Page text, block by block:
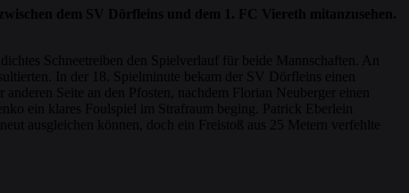
dem SV Dörfleins und dem 1. FC Viereth mitanzusehen.
Schneetreiben den Spielverlauf für beide Mannschaften. An
In der 18. Spielminute bekam der SV Dörfleins einen
Seite an den Pfosten, nachdem Florian Neuberger einen
ein klares Foulspiel im Strafraum beging. Patrick Eberlein
ausgleichen können, doch ein Freistoß aus 25 Metern verfehlte